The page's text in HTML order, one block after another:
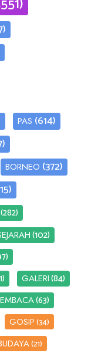
PAS (614)
BORNEO (372)
(282)
(102)
GALERI(84)
(63)
GOSIP(34)
(21)